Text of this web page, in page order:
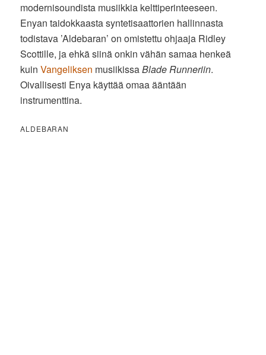
modernisoundista musiikkia kelttiperinteeseen.
Enyan taidokkaasta syntetisaattorien hallinnasta
todistava ’Aldebaran’ on omistettu ohjaaja Ridley
Scottille, ja ehkä siinä onkin vähän samaa henkeä
kuinVangeliksen musiikissaBlade Runneriin.
Oivallisesti Enya käyttää omaa ääntään
instrumenttina.
ALDEBARAN